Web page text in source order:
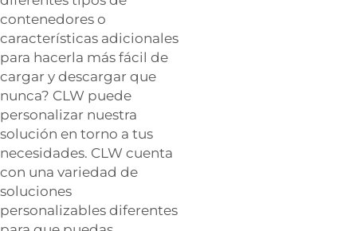
contenedores o
características adicionales
para hacerla más fácil de
cargar y descargar que
nunca? CLW puede
personalizar nuestra
solución en torno a tus
necesidades. CLW cuenta
con una variedad de
soluciones
personalizables diferentes